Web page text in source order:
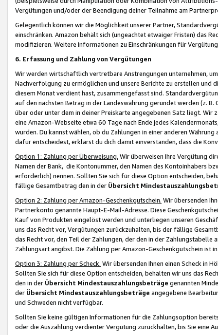
Vergütungen und/oder der Beendigung deiner Teilnahme am
Gelegentlich können wir die Möglichkeit unserer Partner,
einschränken. Amazon behält sich (ungeachtet etwaiger Fristen) das
modifizieren. Weitere Informationen zu Einschränkungen für
6. Erfassung und Zahlung von Vergütungen
Wir werden wirtschaftlich vertretbare Anstrengungen unternehmen,
Nachverfolgung zu ermöglichen und unsere Berichte zu erstellen und
diesem Monat verdient hast, zusammengefasst sind.
auf den nächsten Betrag in der Landeswährung gerundet werden (z.
über oder unter dem in deiner Preiskarte angegebenen Satz liegt.
eine Amazon-Webseite etwa 60 Tage nach Ende jedes
wurden. Du kannst wählen, ob du Zahlungen in einer anderen
dafür entscheidest, erklärst du dich damit einverstanden, dass die
Option 1: Zahlung per Überweisung. Wir überweisen Ihre Vergütung
Namen der Bank, die Kontonummer, den Namen des Kontoinhabers
erforderlich) nennen. Sollten Sie sich für diese Option entscheiden,
fällige Gesamtbetrag den in der Übersicht
Option 2: Zahlung per Amazon-Geschenkgutschein. Wir übersenden
Partnerkonto genannte Haupt-E-Mail-Adresse. Diese
Kauf von Produkten eingelöst werden und unterliegen unseren
uns das Recht vor, Vergütungen zurückzuhalten, bis der fällige
das Recht vor, den Teil der Zahlungen, der den in der
Zahlungsart angibst. Die Zahlung per Amazon-Geschenkgutschein ist
Option 3: Zahlung per Scheck. Wir übersenden Ihnen einen Scheck in
Sollten Sie sich für diese Option entscheiden, behalten wir uns das
den in der Übersicht Mindestauszahlungsbeträge genannten
der Übersicht Mindestauszahlungsbeträge angegebene
und Schweden nicht verfügbar.
Sollten Sie keine gültigen Informationen für die Zahlungsoption
oder die Auszahlung verdienter Vergütung zurückhalten, bis Sie